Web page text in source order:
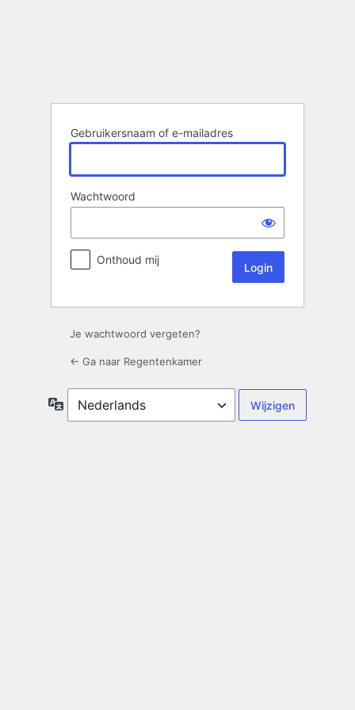
Gebruikersnaam of e-mailadres
Wachtwoord
Onthoud mij
Je wachtwoord vergeten?
← Ga naar Regentenkamer
Taal